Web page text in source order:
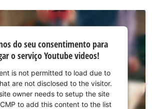
do seu consentimento para
o serviço Youtube videos!
is not permitted to load due to
are not disclosed to the visitor.
owner needs to setup the site
to add this content to the list